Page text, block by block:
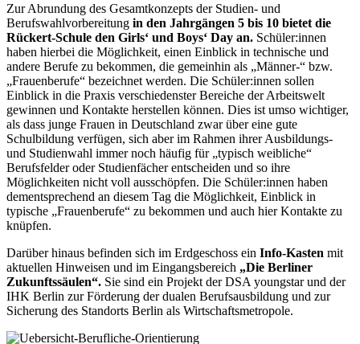
Zur Abrundung des Gesamtkonzepts der Studien- und
Berufswahlvorbereitung in den Jahrgängen 5 bis 10 bietet die
Rückert-Schule den Girls‘ und Boys‘ Day an. Schüler:innen
haben hierbei die Möglichkeit, einen Einblick in technische und
andere Berufe zu bekommen, die gemeinhin als „Männer-“ bzw.
„Frauenberufe“ bezeichnet werden. Die Schüler:innen sollen
Einblick in die Praxis verschiedenster Bereiche der Arbeitswelt
gewinnen und Kontakte herstellen können. Dies ist umso wichtiger,
als dass junge Frauen in Deutschland zwar über eine gute
Schulbildung verfügen, sich aber im Rahmen ihrer Ausbildungs-
und Studienwahl immer noch häufig für „typisch weibliche“
Berufsfelder oder Studienfächer entscheiden und so ihre
Möglichkeiten nicht voll ausschöpfen. Die Schüler:innen haben
dementsprechend an diesem Tag die Möglichkeit, Einblick in
typische „Frauenberufe“ zu bekommen und auch hier Kontakte zu
knüpfen.
Darüber hinaus befinden sich im Erdgeschoss ein Info-Kasten mit
aktuellen Hinweisen und im Eingangsbereich „Die Berliner
Zukunftssäulen“. Sie sind ein Projekt der DSA youngstar und der
IHK Berlin zur Förderung der dualen Berufsausbildung und zur
Sicherung des Standorts Berlin als Wirtschaftsmetropole.